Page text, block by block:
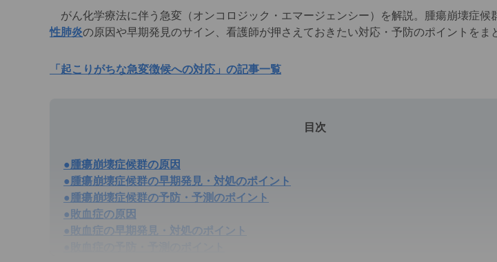
がん化学療法に伴う急変（オンコロジック・エマージェンシー）を解説。腫瘍崩壊症候
性肺炎の原因や早期発見のサイン、看護師が押さえておきたい対応・予防のポイントをま
「起こりがちな急変徴候への対応」の記事一覧
目次
●腫瘍崩壊症候群の原因
●腫瘍崩壊症候群の早期発見・対処のポイント
●腫瘍崩壊症候群の予防・予測のポイント
●敗血症の原因
●敗血症の早期発見・対処のポイント